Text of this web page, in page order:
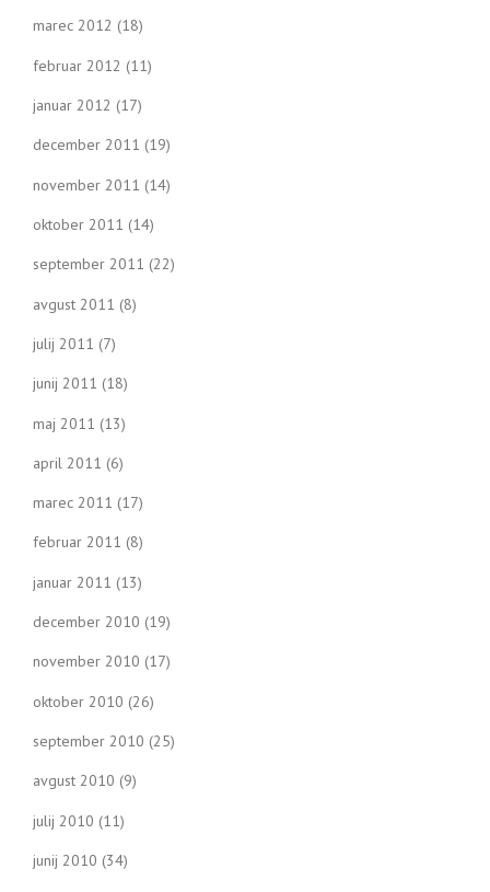
marec 2012 (18)
februar 2012 (11)
januar 2012 (17)
december 2011 (19)
november 2011 (14)
oktober 2011 (14)
september 2011 (22)
avgust 2011 (8)
julij 2011 (7)
junij 2011 (18)
maj 2011 (13)
april 2011 (6)
marec 2011 (17)
februar 2011 (8)
januar 2011 (13)
december 2010 (19)
november 2010 (17)
oktober 2010 (26)
september 2010 (25)
avgust 2010 (9)
julij 2010 (11)
junij 2010 (34)